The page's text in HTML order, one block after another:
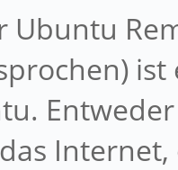
Ubuntu
Internet,